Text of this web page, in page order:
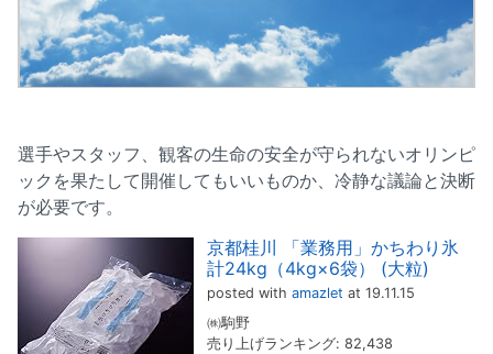
選手やスタッフ、観客の生命の安全が守られないオリンピ
ックを果たして開催してもいいものか、冷静な議論と決断
が必要です。
京都桂川 「業務用」かちわり氷
計24kg（4kg×6袋） (大粒)
posted with amazlet at 19.11.15
㈱駒野
売り上げランキング: 82,438